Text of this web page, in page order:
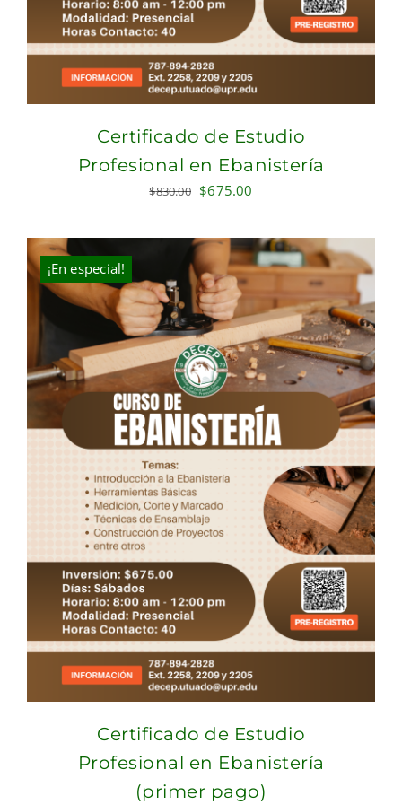
Certificado de Estudio
Profesional en Ebanistería
$830.00 Original
was:
$830.00.
$675.00
is:
$675.00.
¡En especial!
Certificado de Estudio
Profesional en Ebanistería
(primer pago)